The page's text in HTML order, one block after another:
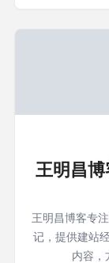
王明昌博
王明昌博客专
记，提供建站
内容，